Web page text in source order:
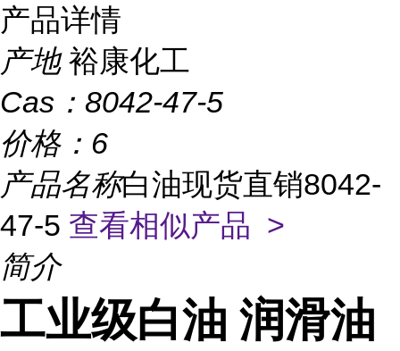
产品详情
产地 裕康化工
Cas： 8042-47-5
价格： 6
产品名称白油现货直销8042-
47-5 查看相似产品 >
简介
工业级白油 润滑油